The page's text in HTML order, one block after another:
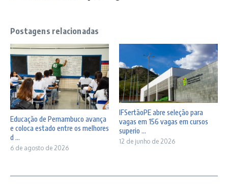
Postagens relacionadas
Educação de Pernambuco avança
e coloca estado entre os melhores
d ...
6 de agosto de 2026
IFSertãoPE abre seleção para
vagas em 156 vagas em cursos
superio ...
12 de junho de 2026